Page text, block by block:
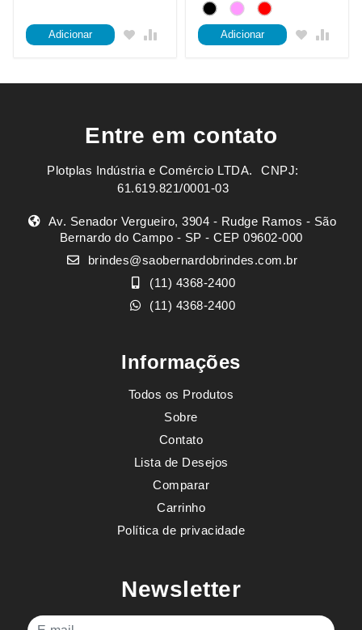
Adicionar Adicionar
Entre em contato
Plotplas Indústria e Comércio LTDA. ㅤㅤㅤ CNPJ:
61.619.821/0001-03
Av. Senador Vergueiro, 3904 - Rudge Ramos - São
Bernardo do Campo - SP - CEP 09602-000
brindes@saobernardobrindes.com.br
(11) 4368-2400
(11) 4368-2400
Informações
Todos os Produtos
Sobre
Contato
Lista de Desejos
Comparar
Carrinho
Política de privacidade
Newsletter
E-mail